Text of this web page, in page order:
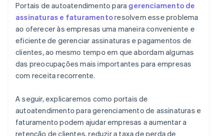
Portais de autoatendimento para gerenciamento de
assinaturas e faturamentoresolvem esse problema
ao oferecer às empresas uma maneira conveniente e
eficiente de gerenciar assinaturas e pagamentos de
clientes, ao mesmo tempo em que abordam algumas
das preocupações mais importantes para empresas
com receita recorrente.
A seguir, explicaremos como portais de
autoatendimento para gerenciamento de assinaturas e
faturamento podem ajudar empresas a aumentar a
retenção de clientes, reduzir a taxa de perda de